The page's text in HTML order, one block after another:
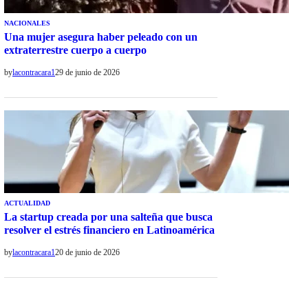
NACIONALES
Una mujer asegura haber peleado con un
extraterrestre cuerpo a cuerpo
bylacontracara129 de junio de 2026
ACTUALIDAD
La startup creada por una salteña que busca
resolver el estrés financiero en Latinoamérica
bylacontracara120 de junio de 2026